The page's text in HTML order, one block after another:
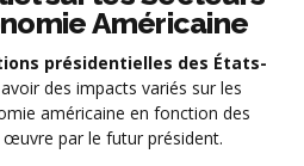
Américaine
présidentielles des États-
des impacts variés sur les
américaine en fonction des
par le futur président.